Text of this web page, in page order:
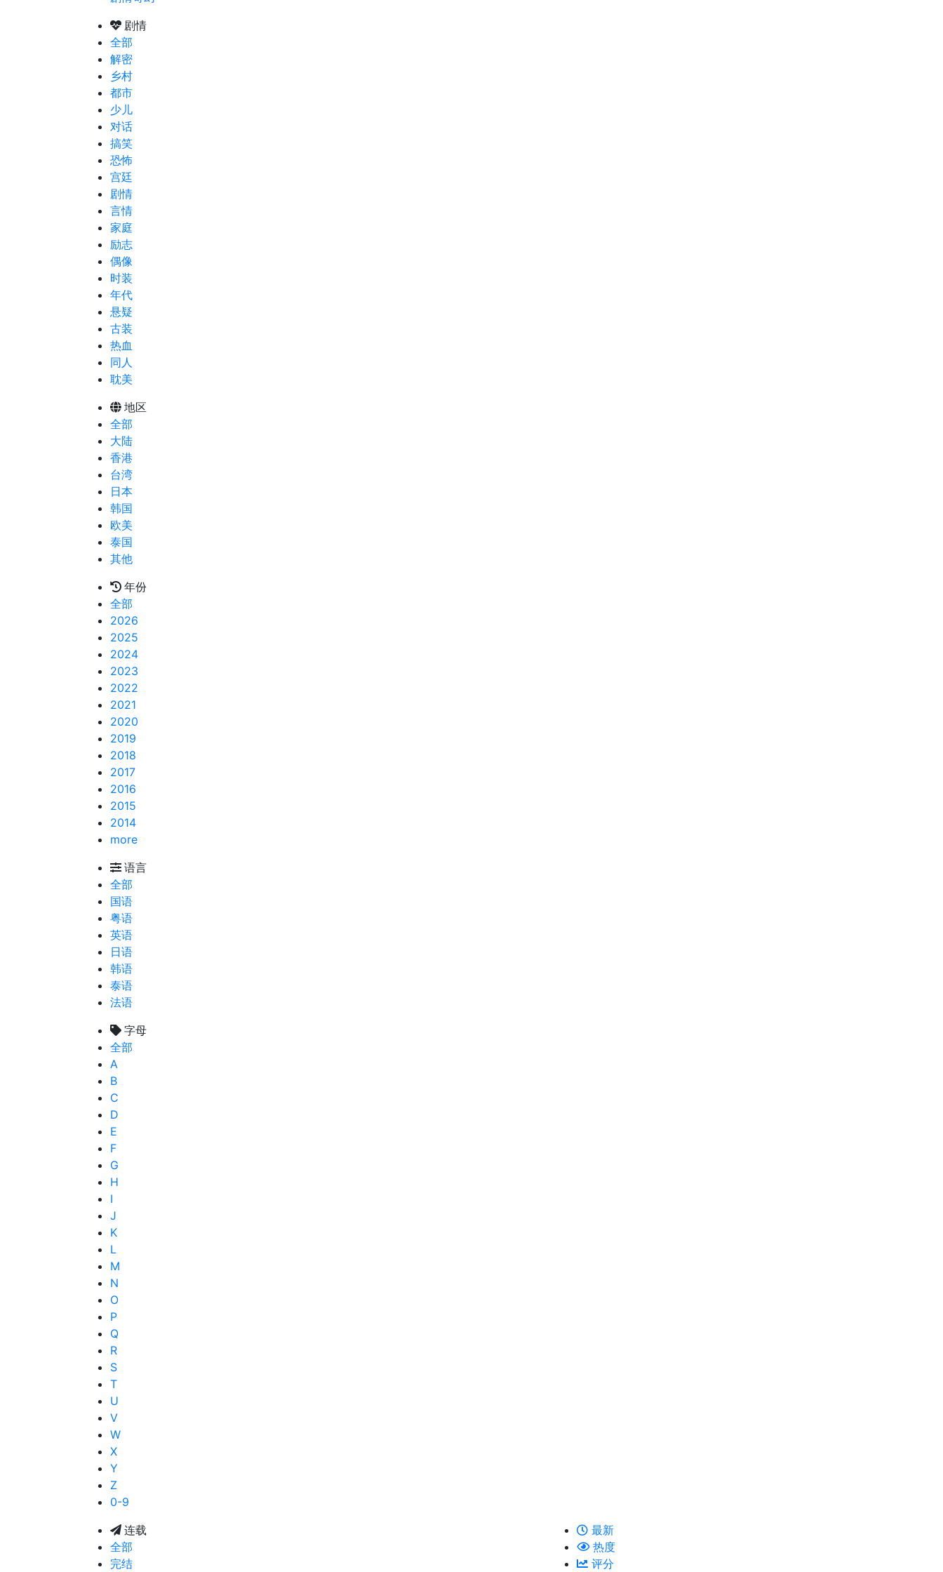
剧情
全部
解密
乡村
都市
少儿
对话
搞笑
恐怖
宫廷
剧情
言情
家庭
励志
偶像
时装
年代
悬疑
古装
热血
同人
耽美
地区
全部
大陆
香港
台湾
日本
韩国
欧美
泰国
其他
年份
全部
2026
2025
2024
2023
2022
2021
2020
2019
2018
2017
2016
2015
2014
more
语言
全部
国语
粤语
英语
日语
韩语
泰语
法语
字母
全部
A
B
C
D
E
F
G
H
I
J
K
L
M
N
O
P
Q
R
S
T
U
V
W
X
Y
Z
0-9
连载
全部
完结
最新
热度
评分